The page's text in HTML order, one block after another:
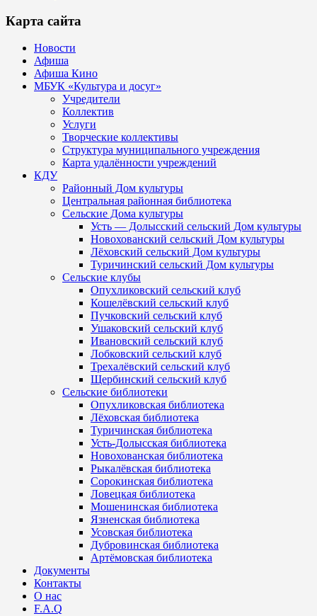
Карта сайта
Новости
Афиша
Афиша Кино
МБУК «Культура и досуг»
Учредители
Коллектив
Услуги
Творческие коллективы
Структура муниципального учреждения
Карта удалённости учреждений
КДУ
Районный Дом культуры
Центральная районная библиотека
Сельские Дома культуры
Усть — Долысский сельский Дом культуры
Новохованский сельский Дом культуры
Лёховский сельский Дом культуры
Туричинский сельский Дом культуры
Сельские клубы
Опухликовский сельский клуб
Кошелёвский сельский клуб
Пучковский сельский клуб
Ушаковский сельский клуб
Ивановский сельский клуб
Лобковский сельский клуб
Трехалёвский сельский клуб
Щербинский сельский клуб
Сельские библиотеки
Опухликовская библиотека
Лёховская библиотека
Туричинская библиотека
Усть-Долысская библиотека
Новохованская библиотека
Рыкалёвская библиотека
Сорокинская библиотека
Ловецкая библиотека
Мошенинская библиотека
Язненская библиотека
Усовская библиотека
Дубровинская библиотека
Артёмовская библиотека
Документы
Контакты
О нас
F.A.Q